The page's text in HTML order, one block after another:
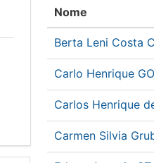
Nome
Berta Leni Costa
Carlo Henrique
Carlos Henrique
Carmen Silvia